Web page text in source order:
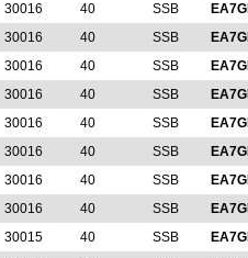
30016 40 SSB EA7GI
30016 40 SSB EA7GI
30016 40 SSB EA7GI
30016 40 SSB EA7GI
30016 40 SSB EA7GI
30016 40 SSB EA7GI
30016 40 SSB EA7GI
30016 40 SSB EA7GI
30015 40 SSB EA7GI